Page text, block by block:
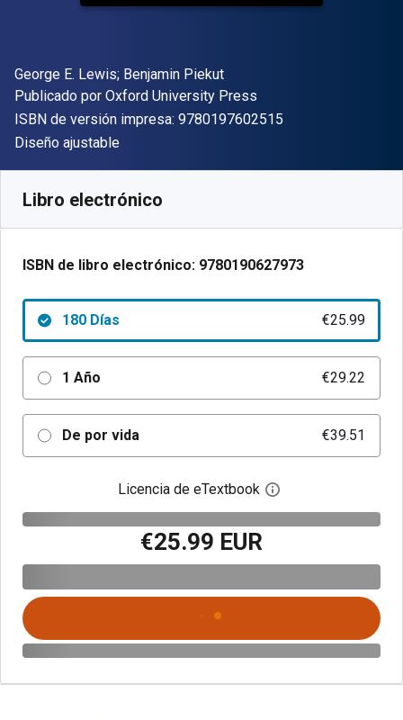
Autor(es)
George E. Lewis; Benjamin Piekut
Editorial
Publicado por Oxford University Press
ISBN de versión impresa: 9780197602515
Formato
Diseño ajustable
Libro electrónico
ISBN de libro electrónico: 9780190627973
180 Días €25.99
1 Año €29.22
De por vida €39.51
Licencia de eTextbook Abre el cuadro de
€25.99 EUR